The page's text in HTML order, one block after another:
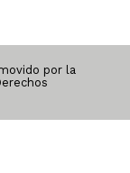
por la